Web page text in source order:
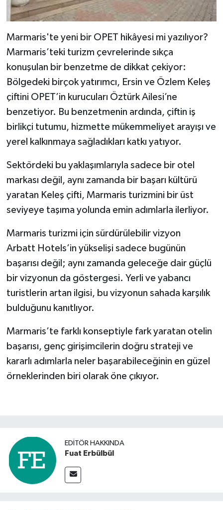
Marmaris'te yeni bir OPET hikâyesi mi yazılıyor?
Marmaris’teki turizm çevrelerinde sıkça
konuşulan bir benzetme de dikkat çekiyor:
Bölgedeki birçok yatırımcı, Ersin ve Özlem Keleş
çiftini OPET’in kurucuları Öztürk Ailesi’ne
benzetiyor. Bu benzetmenin ardında, çiftin iş
birlikçi tutumu, hizmette mükemmeliyet arayışı ve
yerel kalkınmaya sağladıkları katkı yatıyor.
Sektördeki bu yaklaşımlarıyla sadece bir otel
markası değil, aynı zamanda bir başarı kültürü
yaratan Keleş çifti, Marmaris turizmini bir üst
seviyeye taşıma yolunda emin adımlarla ilerliyor.
Marmaris turizmi için sürdürülebilir vizyon
Arbatt Hotels’in yükselişi sadece bugünün
başarısı değil; aynı zamanda geleceğe dair güçlü
bir vizyonun da göstergesi. Yerli ve yabancı
turistlerin artan ilgisi, bu vizyonun sahada karşılık
bulduğunu kanıtlıyor.
Marmaris’te farklı konseptiyle fark yaratan otelin
başarısı, genç girişimcilerin doğru strateji ve
kararlı adımlarla neler başarabileceğinin en güzel
örneklerinden biri olarak öne çıkıyor.
EDITÖR HAKKINDA
Fuat Erbülbül